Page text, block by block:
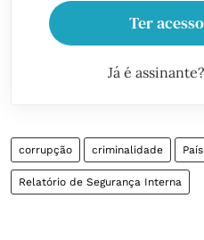
Ter
Já é assinante?
corrupção criminalidade País
Relatório de Segurança Interna